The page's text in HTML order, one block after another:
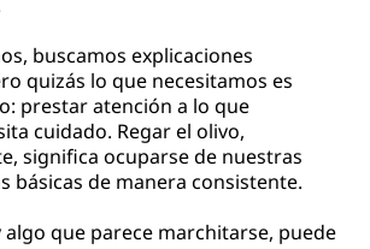
buscamos explicaciones
quizás lo que necesitamos es
prestar atención a lo que
cuidado. Regar el olivo,
significa ocuparse de nuestras
básicas de manera consistente.
algo que parece marchitarse, puede